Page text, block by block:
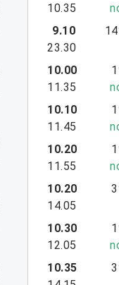
10.35
9.10
23.30
10.00
11.35
10.10
11.45
10.20
11.55
10.20
14.05
10.30
12.05
10.35